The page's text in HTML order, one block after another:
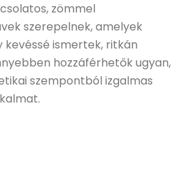
zömmel
szerepelnek, amelyek
kevéssé ismertek, ritkán
hozzáférhetők ugyan,
szempontból izgalmas